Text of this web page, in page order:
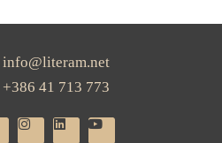
info@literam.net
+386 41 713 773